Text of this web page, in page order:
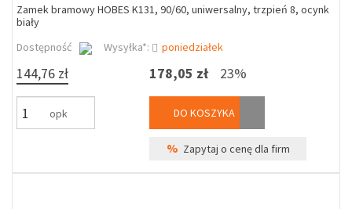
Zamek bramowy HOBES K131, 90/60, uniwersalny, trzpień 8, ocynk
biały
Dostępność
Wysyłka*: poniedziałek
144,76 zł
opk
178,05 zł 23%
DO KOSZYKA
% Zapytaj o cenę dla firm